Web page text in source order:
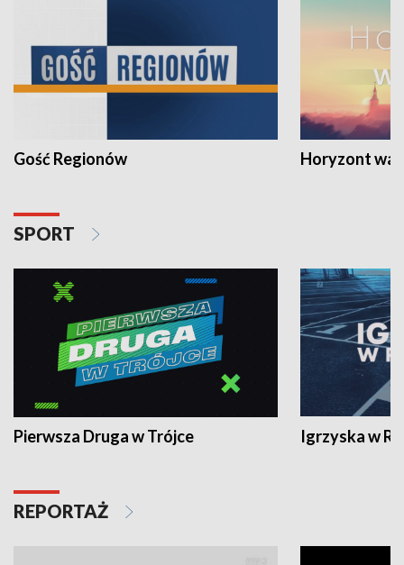
Gość Regionów Horyzont
SPORT
Pierwsza Druga w Trójce Igrzyska w
REPORTAŻ